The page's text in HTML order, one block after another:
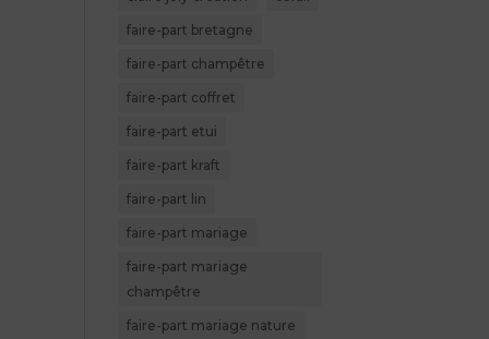
faire-part bretagne
faire-part champêtre
faire-part coffret
faire-part etui
faire-part kraft
faire-part lin
faire-part mariage
faire-part mariage
champêtre
faire-part mariage nature